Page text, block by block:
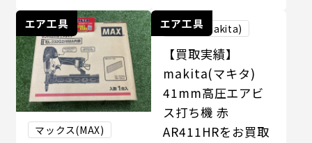
エア工具
マックス(MAX)
エア工具
マキタ(makita)
【買取実績】
makita(マキタ)
41mm高圧エアビ
ス打ち機 赤
AR411HRをお買取